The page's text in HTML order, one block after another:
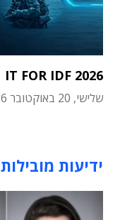
IT FOR IDF 2026
שלישי, 20 באוקטובר 2026
ידיעות מובילות